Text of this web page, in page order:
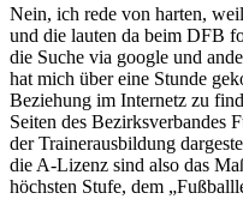
Nein, ich rede von harten,
und die lauten da beim DFB
die Suche via google und
hat mich über eine Stunde
Beziehung im Internetz zu
Seiten des Bezirksverbandes
der Trainerausbildung
die A-Lizenz sind also das
höchsten Stufe, dem